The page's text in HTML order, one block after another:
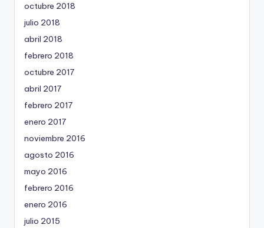
octubre 2018
julio 2018
abril 2018
febrero 2018
octubre 2017
abril 2017
febrero 2017
enero 2017
noviembre 2016
agosto 2016
mayo 2016
febrero 2016
enero 2016
julio 2015